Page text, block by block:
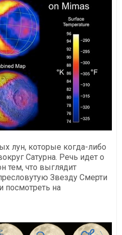
лун, которые когда-либо
Сатурна. Речь идет о
тем, что выглядит
Звезду Смерти
посмотреть на